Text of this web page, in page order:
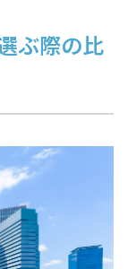
ぶ際の比